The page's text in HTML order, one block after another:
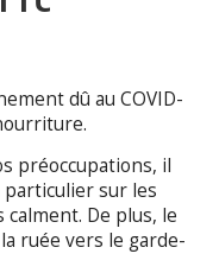
dû au COVID-
préoccupations, il
sur les
De plus, le
ruée vers le garde-